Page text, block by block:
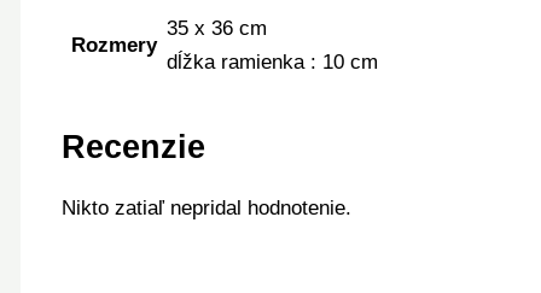
Rozmery
35 x 36 cm
dĺžka ramienka : 10 cm
Recenzie
Nikto zatiaľ nepridal hodnotenie.